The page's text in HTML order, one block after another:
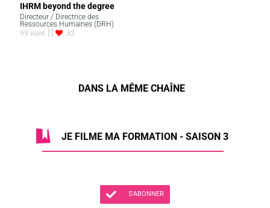
IHRM beyond the degree
Directeur / Directrice des
Ressources Humaines (DRH)
99 vues
32
DANS LA MÊME CHAÎNE
JE FILME MA FORMATION - SAISON 3
S'ABONNER